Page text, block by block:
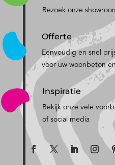
Bezoek onze
Offerte
Eenvoudig en snel
voor uw woonbeton
Inspiratie
Bekijk onze vele
of social media